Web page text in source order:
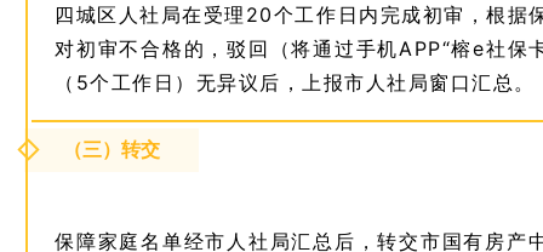
四城区人社局在受理20个工作日内完成初审，根
对初审不合格的，驳回（将通过手机APP“榕e社
（5个工作日）无异议后，上报市人社局窗口汇总。
（三）转交
保障家庭名单经市人社局汇总后，转交市国有房产